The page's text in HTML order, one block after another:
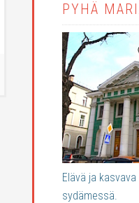
PYHÄ
Elävä ja
sydämessä.